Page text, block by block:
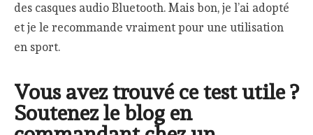
des casques audio Bluetooth. Mais bon, je l’ai adopté
et je le recommande vraiment pour une utilisation
en sport.
Vous avez trouvé ce test utile ?
Soutenez le blog en